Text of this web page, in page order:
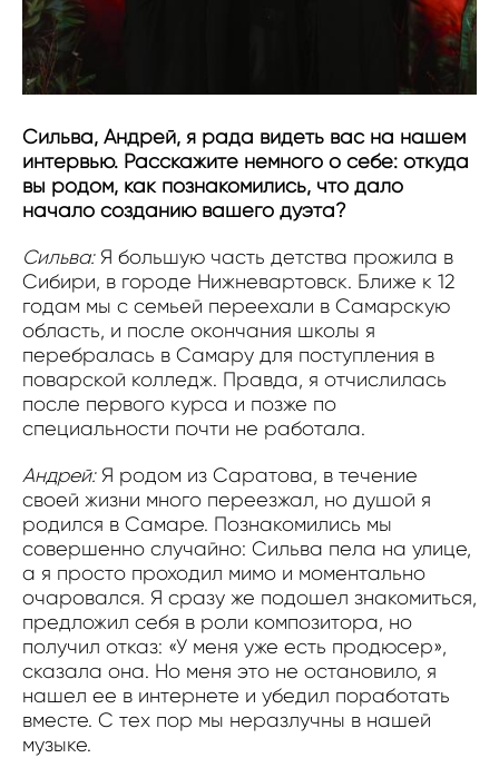
Сильва, Андрей, я рада видеть вас на нашем
интервью. Расскажите немного о себе: откуда
вы родом, как познакомились, что дало
начало созданию вашего дуэта?
Сильва:Я большую часть детства прожила в
Сибири, в городе Нижневартовск. Ближе к 12
годам мы с семьей переехали в Самарскую
область, и после окончания школы я
перебралась в Самару для поступления в
поварской колледж. Правда, я отчислилась
после первого курса и позже по
специальности почти не работала.
Андрей:Я родом из Саратова, в течение
своей жизни много переезжал, но душой я
родился в Самаре. Познакомились мы
совершенно случайно: Сильва пела на улице,
а я просто проходил мимо и моментально
очаровался. Я сразу же подошел знакомиться,
предложил себя в роли композитора, но
получил отказ: «У меня уже есть продюсер»,
сказала она. Но меня это не остановило, я
нашел ее в интернете и убедил поработать
вместе. С тех пор мы неразлучны в нашей
музыке.